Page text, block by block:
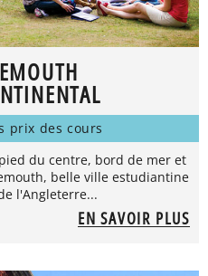
prix des cours
du centre, bord de mer et
belle ville estudiantine
l'Angleterre...
EN SAVOIR PLUS